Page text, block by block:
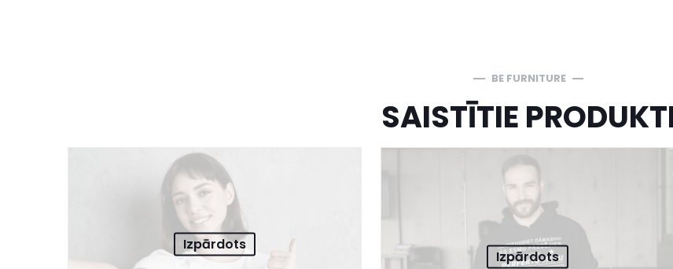
BE FURNITURE
SAISTĪTIE
Izpārdots
Izpārdots